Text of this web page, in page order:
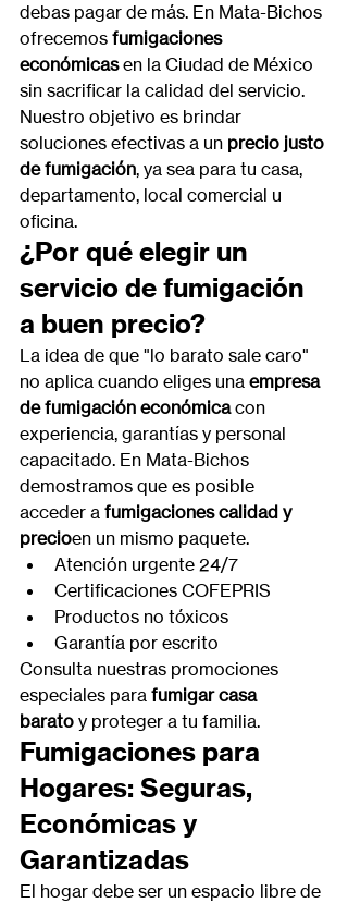
debas pagar de más. En Mata-Bichos
ofrecemos fumigaciones
económicas en la Ciudad de México
sin sacrificar la calidad del servicio.
Nuestro objetivo es brindar
soluciones efectivas a un precio justo
de fumigación, ya sea para tu casa,
departamento, local comercial u
oficina.
¿Por qué elegir un
servicio de fumigación
a buen precio?
La idea de que "lo barato sale caro"
no aplica cuando eliges una empresa
de fumigación económica con
experiencia, garantías y personal
capacitado. En Mata-Bichos
demostramos que es posible
acceder a fumigaciones calidad y
precioen un mismo paquete.
Atención urgente 24/7
Certificaciones COFEPRIS
Productos no tóxicos
Garantía por escrito
Consulta nuestras promociones
especiales para fumigar casa
barato y proteger a tu familia.
Fumigaciones para
Hogares: Seguras,
Económicas y
Garantizadas
El hogar debe ser un espacio libre de